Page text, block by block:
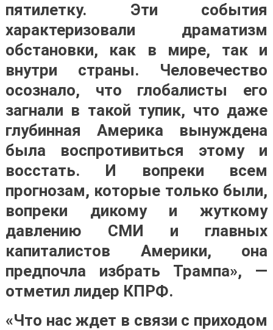
пятилетку. Эти события
характеризовали драматизм
обстановки, как в мире, так и
внутри страны. Человечество
осознало, что глобалисты его
загнали в такой тупик, что даже
глубинная Америка вынуждена
была воспротивиться этому и
восстать. И вопреки всем
прогнозам, которые только были,
вопреки дикому и жуткому
давлению СМИ и главных
капиталистов Америки, она
предпочла избрать Трампа», —
отметил лидер КПРФ.
«Что нас ждет в связи с приходом